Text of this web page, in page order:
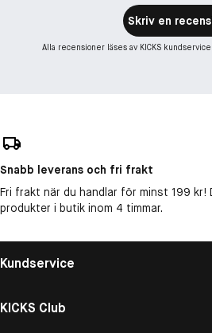
Skriv en
Alla recensioner läses av KICKS
Snabb leverans och fri frakt
Fri frakt när du handlar för minst 199 kr!
produkter i butik inom 4 timmar.
Kundservice
KICKS Club